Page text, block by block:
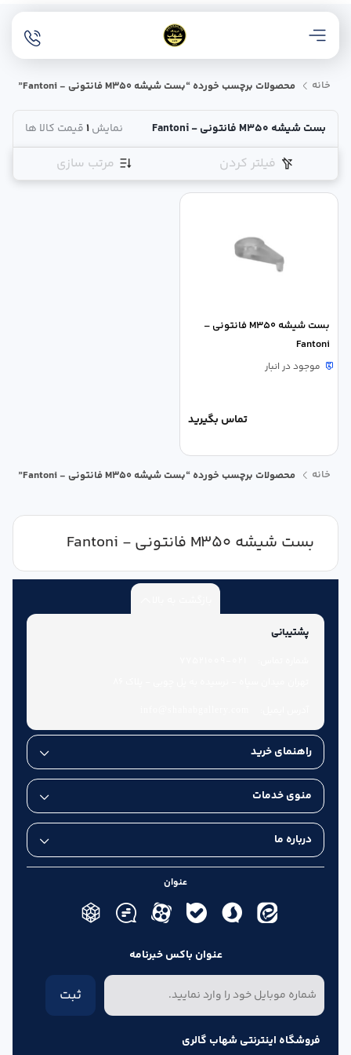
خانه محصولات برچسب خورده “بست شیشه M350 فانتونی - Fantoni”
بست شیشه M350 فانتونی - Fantoni نمایش1قیمت کالا ها
فیلتر کردن مرتب سازی
بست شیشه M350 فانتونی –
Fantoni
موجود در انبار
تماس بگیرید
خانه محصولات برچسب خورده “بست شیشه M350 فانتونی - Fantoni”
بست شیشه M350 فانتونی - Fantoni
پشتیبانی
راهنمای خرید
منوی خدمات
درباره ما
عنوان
عنوان باکس خبرنامه
ثبت
فروشگاه اینترنتی شهاب گالری